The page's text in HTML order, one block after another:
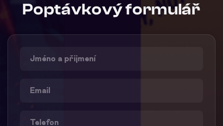
Poptávkový formulář